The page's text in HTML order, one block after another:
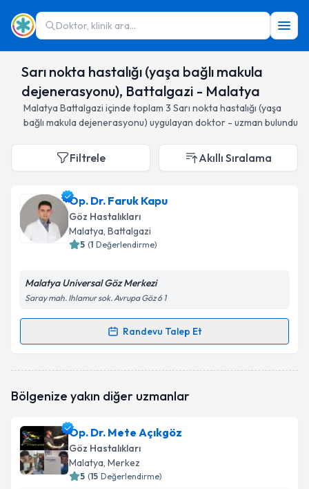
Doktor, klinik ara...
Sarı nokta hastalığı (yaşa bağlı makula
dejenerasyonu), Battalgazi - Malatya
Malatya Battalgazi içinde toplam 3 Sarı nokta hastalığı (yaşa
bağlı makula dejenerasyonu) uygulayan doktor - uzman bulundu
Filtrele Akıllı Sıralama
Op. Dr. Faruk Kapu
Göz Hastalıkları
Malatya, Battalgazi
5 (1 Değerlendirme)
Malatya Universal Göz Merkezi
Saray mah. Ihlamur sok. Avrupa Göz 6 1
Randevu Talep Et
Randevu Takvimi Talebi
oluşturun. Size bu uzmandan randevu almanız için bir
E-posta Adresiniz
Bölgenize yakın diğer uzmanlar
Op. Dr. Mete Açıkgöz
Göz Hastalıkları
Malatya, Merkez
5 (15 Değerlendirme)